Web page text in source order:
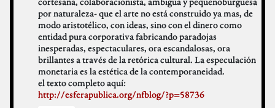
por naturaleza- que el arte no está construido ya mas, de
modo aristotélico, con ideas, sino con el dinero como
entidad pura corporativa fabricando paradojas
inesperadas, espectaculares, ora escandalosas, ora
brillantes a través de la retórica cultural. La especulación
monetaria es la estética de la contemporaneidad.
el texto completo aquí:
http://esferapublica.org/nfblog/?p=58736